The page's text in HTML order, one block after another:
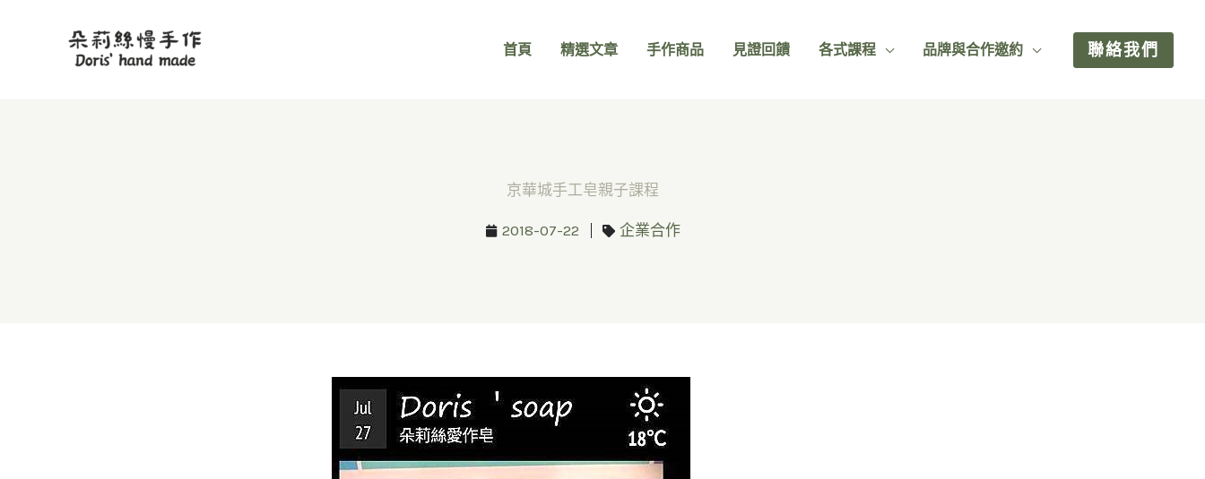
首頁 精選文章 手作商品 見證回饋 各式課程 品牌與合作邀約 聯絡我們
京華城手工皂親子課程
2018-07-22 企業合作